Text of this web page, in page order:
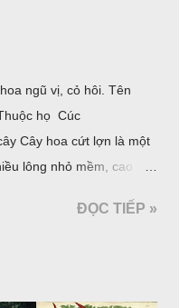
ngũ vị, cỏ hôi. Tên
họ Cúc
Cây hoa cứt lợn là một
lông nhỏ mềm, cao
rộng 1-3cm, mép có
ĐỌC TIẾP »